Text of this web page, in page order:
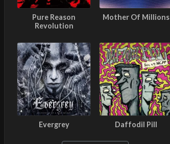
Pure Reason
Revolution
Mother Of Millions
Evergrey Daffodil Pill